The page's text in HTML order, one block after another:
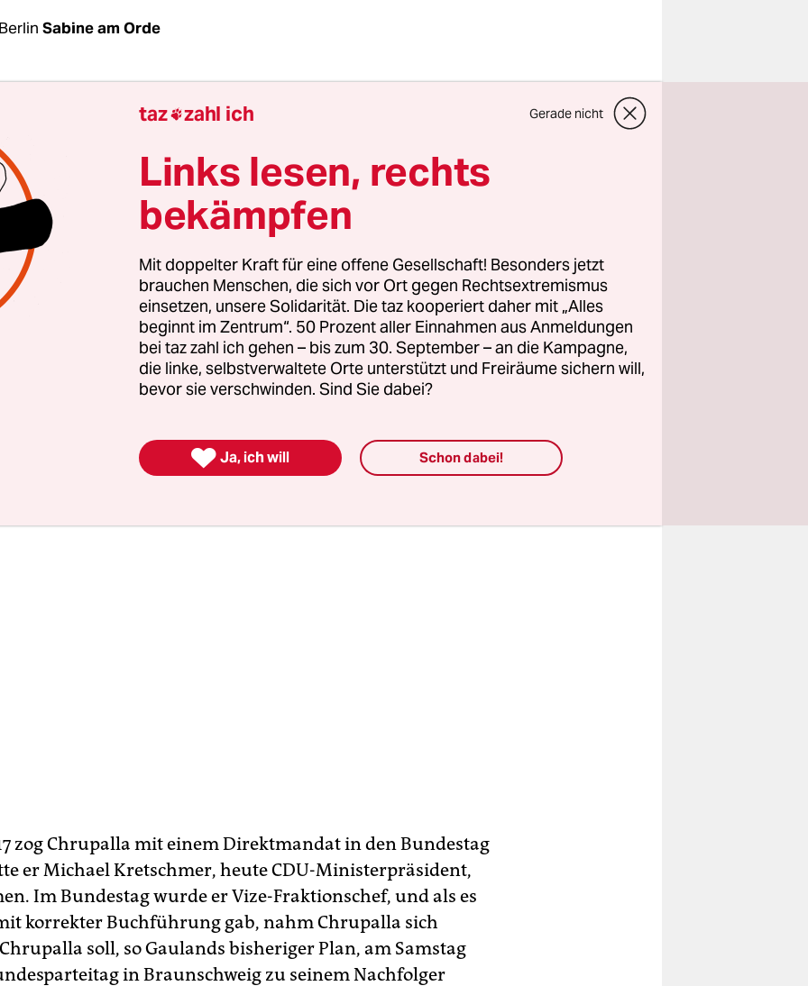
Sabine am Orde
haben viele gespannt auf ein Signal aus dem sechsten Stock
Haus gewartet. Vor zwei Jahren hat hier Alexander
Büro mit Blick auf den Reichstag bezogen, jüngst ist er
wiedergewählt worden. Seinen anderen Posten, den
an der Seite von Jörg Meuthen, will der 78-Jährige mit
Alter und seine Gesundheit abgeben. Auch soll der
wie Gauland die AfD gern nennt, lernen, einen
Übergang an der Parteispitze hinzukriegen. Es wäre eine
über einen Nachfolger nachgedacht. Einer aus dem
es sein. Nicht zu radikal, aber mit der Fähigkeit, den
in der AfD. Viele kommen da nicht infrage. Am Ende
44, Malermeister aus Görlitz in Sachsen.
zog Chrupalla mit einem Direktmandat in den Bundestag
er Michael Kretschmer, heute CDU-Ministerpräsident,
Im Bundestag wurde er Vize-Fraktionschef, und als es
korrekter Buchführung gab, nahm Chrupalla sich
soll, so Gaulands bisheriger Plan, am Samstag
in Braunschweig zu seinem Nachfolger
taz zahl ich Gerade nicht
Links lesen, rechts
bekämpfen
Mit doppelter Kraft für eine offene Gesellschaft! Besonders jetzt
brauchen Menschen, die sich vor Ort gegen Rechtsextremismus
einsetzen, unsere Solidarität. Die taz kooperiert daher mit „Alles
beginnt im Zentrum“. 50 Prozent aller Einnahmen aus Anmeldungen
bei taz zahl ich gehen – bis zum 30. September – an die Kampagne,
die linke, selbstverwaltete Orte unterstützt und Freiräume sichern will,
bevor sie verschwinden. Sind Sie dabei?
 Ja, ich will Schon dabei!